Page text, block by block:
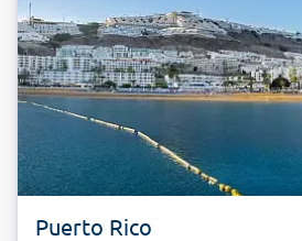
Puerto Rico